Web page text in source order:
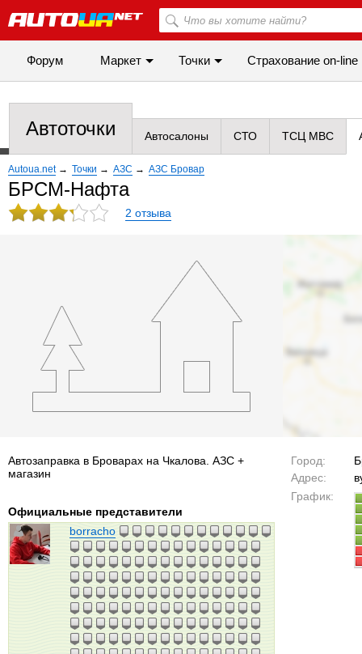
Форум Маркет Точки Cтрахование on-line
Автоточки Автосалоны СТО ТСЦ МВС
Autoua.net → Точки → АЗС → АЗС Бровар
БРСМ-Нафта
2 отзыва
Город:
Адрес:
График:
Автозаправка в Броварах на Чкалова. АЗС +
магазин
Официальные представители
borracho